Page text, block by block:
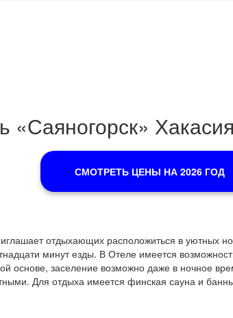
СМОТРЕТЬ ЦЕНЫ НА 2026 ГОД
отдыхающих расположиться в
минут езды. В Отеле имеется
основе, заселение возможно даже в ночное
Для отдыха имеется финская сауна и